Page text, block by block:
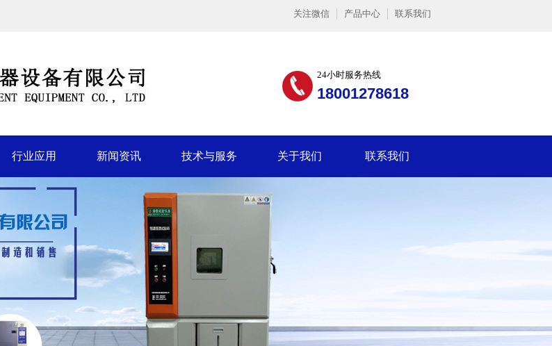
关注微信 产品中心 联系我们
24小时服务热线
18001278618
行业应用 新闻资讯 技术与服务 关于我们 联系我们